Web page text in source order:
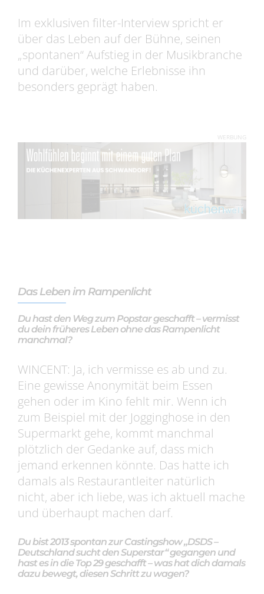
Im exklusiven filter-Interview spricht er
über das Leben auf der Bühne, seinen
„spontanen“ Aufstieg in der Musikbranche
und darüber, welche Erlebnisse ihn
besonders geprägt haben.
WERBUNG
Das Leben im Rampenlicht
Du hast den Weg zum Popstar geschafft – vermisst
du dein früheres Leben ohne das Rampenlicht
manchmal?
WINCENT: Ja, ich vermisse es ab und zu.
Eine gewisse Anonymität beim Essen
gehen oder im Kino fehlt mir. Wenn ich
zum Beispiel mit der Jogginghose in den
Supermarkt gehe, kommt manchmal
plötzlich der Gedanke auf, dass mich
jemand erkennen könnte. Das hatte ich
damals als Restaurantleiter natürlich
nicht, aber ich liebe, was ich aktuell mache
und überhaupt machen darf.
Du bist 2013 spontan zur Castingshow „DSDS –
Deutschland sucht den Superstar“ gegangen und
hast es in die Top 29 geschafft – was hat dich damals
dazu bewegt, diesen Schritt zu wagen?